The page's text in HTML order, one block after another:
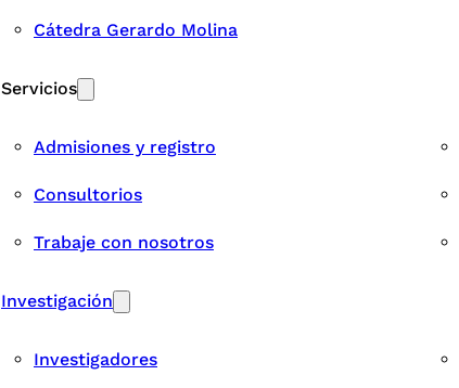
Cátedra Gerardo Molina
Servicios
Admisiones y registro
Consultorios
Trabaje con nosotros
Investigación
Investigadores